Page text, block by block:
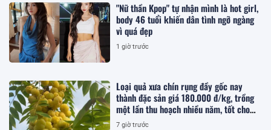
"Nữ thần Kpop" tự nhận mình là hot girl,
body 46 tuổi khiến dân tình ngỡ ngàng
vì quá đẹp
1 giờ trước
Loại quả xưa chín rụng đầy gốc nay
thành đặc sản giá 180.000 đ/kg, trồng
một lần thu hoạch nhiều năm, tốt cho
sức khỏe
7 giờ trước